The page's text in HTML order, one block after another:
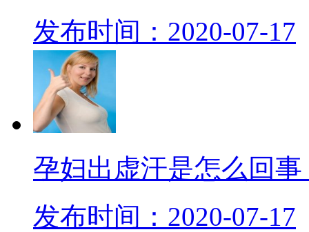
发布时间：2020-07-17
孕妇出虚汗是怎么回
发布时间：2020-07-17